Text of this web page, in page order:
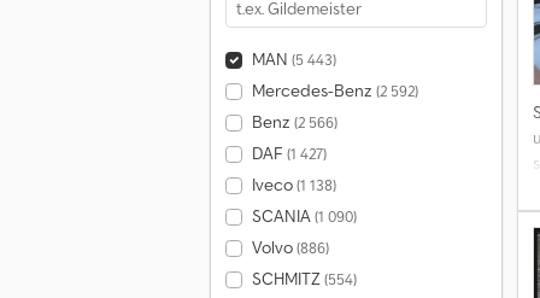
MAN (5 443)
Mercedes-Benz (2 592)
Benz (2 566)
DAF (1 427)
Iveco(1 138)
SCANIA(1 090)
Volvo(886)
SCHMITZ(554)